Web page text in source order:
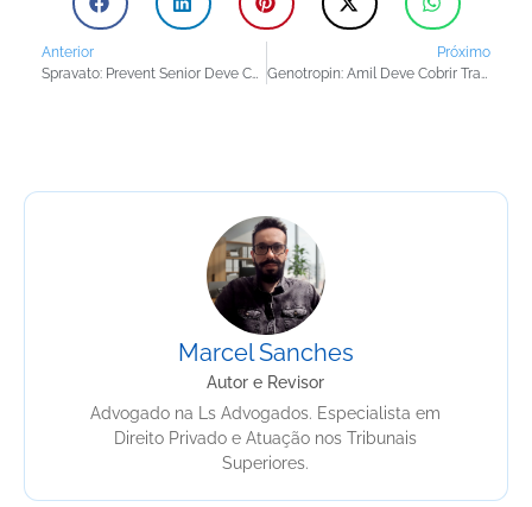
Anterior
Próximo
Marcel Sanches
Autor e Revisor
Advogado na Ls Advogados. Especialista em
Direito Privado e Atuação nos Tribunais
Superiores.